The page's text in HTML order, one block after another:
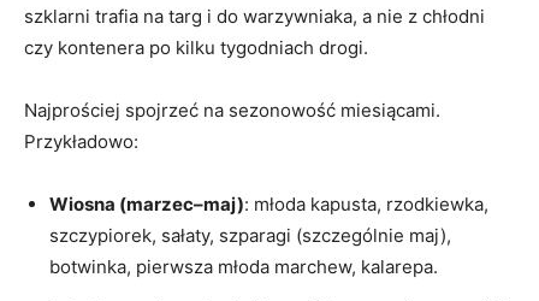
szklarni trafia na targ i do warzywniaka, a nie z chłodni
czy kontenera po kilku tygodniach drogi.
Najprościej spojrzeć na sezonowość miesiącami.
Przykładowo:
Wiosna (marzec–maj): młoda kapusta, rzodkiewka,
szczypiorek, sałaty, szparagi (szczególnie maj),
botwinka, pierwsza młoda marchew, kalarepa.